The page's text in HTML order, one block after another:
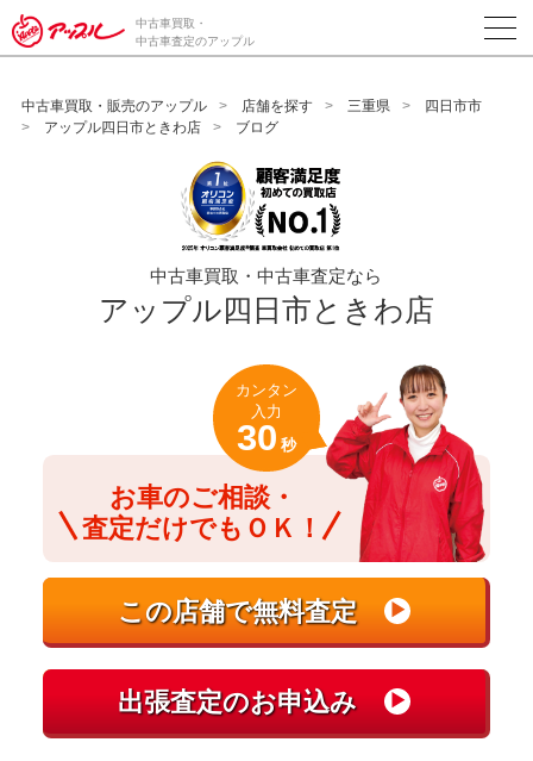
/*ABテスト_新規査定フォームの為のCVボタン*/
中古車買取・
中古車査定のアップル
中古車買取・販売のアップル 店舗を探す 三重県
四日市市
アップル四日市ときわ店
ブログ
中古車買取・中古車査定なら
アップル四日市ときわ店
お車のご相談・
査定だけでもＯＫ！
カンタン
入力
30 秒